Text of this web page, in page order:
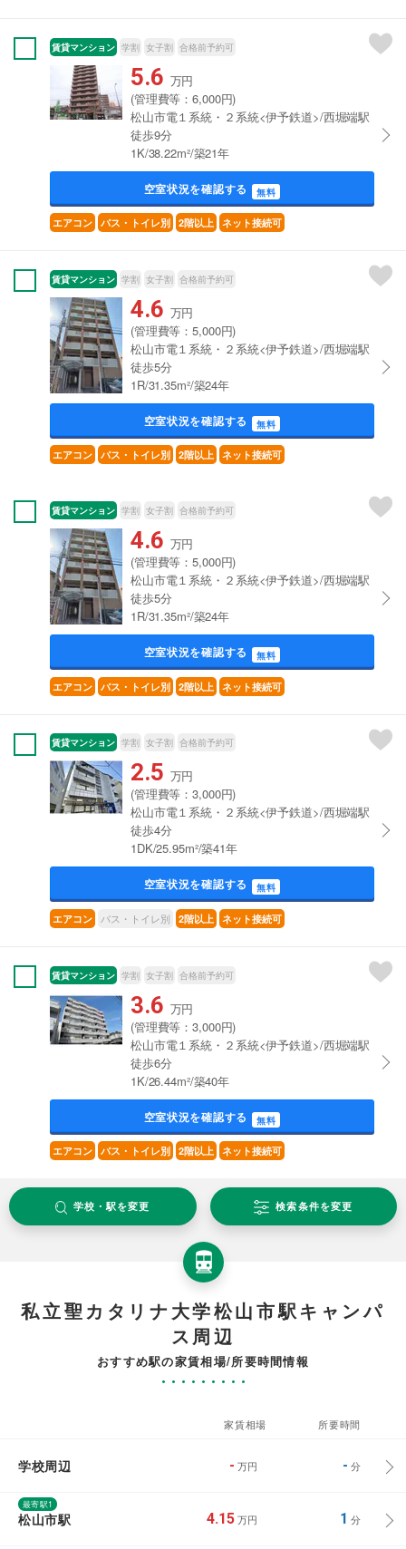
賃貸マンション 学割 女子割 合格前予約可
5.6 万円
(管理費等：6,000円)
松山市電１系統・２系統<伊予鉄道>/西堀端駅
徒歩9分
1K/38.22m²/築21年
空室状況を確認する 無料
エアコン バス・トイレ別 2階以上 ネット接続可
賃貸マンション 学割 女子割 合格前予約可
4.6 万円
(管理費等：5,000円)
松山市電１系統・２系統<伊予鉄道>/西堀端駅
徒歩5分
1R/31.35m²/築24年
空室状況を確認する 無料
エアコン バス・トイレ別 2階以上 ネット接続可
賃貸マンション 学割 女子割 合格前予約可
4.6 万円
(管理費等：5,000円)
松山市電１系統・２系統<伊予鉄道>/西堀端駅
徒歩5分
1R/31.35m²/築24年
空室状況を確認する 無料
エアコン バス・トイレ別 2階以上 ネット接続可
賃貸マンション 学割 女子割 合格前予約可
2.5 万円
(管理費等：3,000円)
松山市電１系統・２系統<伊予鉄道>/西堀端駅
徒歩4分
1DK/25.95m²/築41年
空室状況を確認する 無料
エアコン バス・トイレ別 2階以上 ネット接続可
賃貸マンション 学割 女子割 合格前予約可
3.6 万円
(管理費等：3,000円)
松山市電１系統・２系統<伊予鉄道>/西堀端駅
徒歩6分
1K/26.44m²/築40年
空室状況を確認する 無料
エアコン バス・トイレ別 2階以上 ネット接続可
学校・駅を変更 検索条件を変更
私立聖カタリナ大学松山市駅キャンパ
ス周辺
おすすめ駅の家賃相場/所要時間情報
家賃相場 所要時間
学校周辺 - 万円 - 分
最寄駅1
松山市駅 4.15 万円 1 分